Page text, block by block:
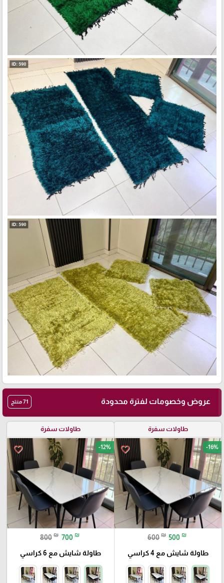
عروض وخصومات لفترة محدودة 71 منتج
طاولات سفرة
favorite_border -16%
600 ₪ 500 ₪
طاولة شايش مع 4 كراسي
طاولات سفرة
favorite_border -12%
800 ₪ 700 ₪
طاولة شايش مع 6 كراسي